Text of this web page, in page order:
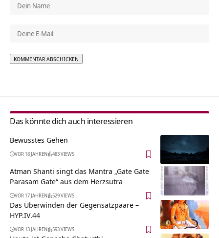
Das könnte dich auch interessieren
Bewusstes Gehen
VOR 18 JAHREN 483 VIEWS
Atman Shanti singt das Mantra „Gate Gate
Parasam Gate“ aus dem Herzsutra
VOR 17 JAHREN 529 VIEWS
Das Überwinden der Gegensatzpaare –
HYP.IV.44
VOR 13 JAHREN 593 VIEWS